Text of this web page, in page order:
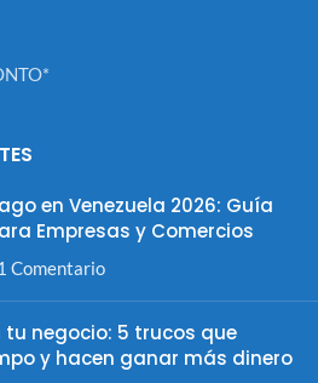
en Venezuela 2026: Guía
Empresas y Comercios
Comentario
tu negocio: 5 trucos que
y hacen ganar más dinero